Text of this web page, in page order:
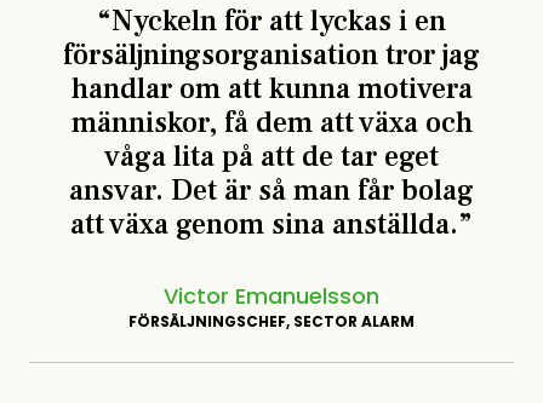
“Nyckeln för att lyckas i en
försäljningsorganisation tror jag
handlar om att kunna motivera
människor, få dem att växa och
våga lita på att de tar eget
ansvar. Det är så man får bolag
att växa genom sina anställda.”
Victor Emanuelsson
FÖRSÄLJNINGSCHEF, SECTOR ALARM